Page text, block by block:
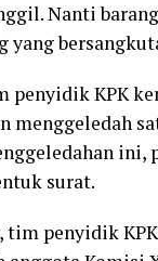
Nanti
penyidik KPK
menggeledah
surat.
tim penyidik